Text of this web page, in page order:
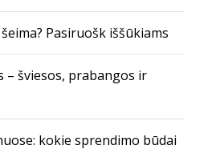
Pasiruošk iššūkiams
– šviesos, prabangos ir
kokie sprendimo būdai